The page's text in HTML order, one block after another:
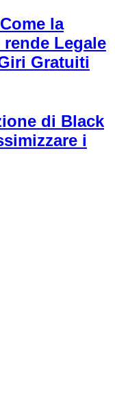
la
Legale
Gratuiti
di Black
i